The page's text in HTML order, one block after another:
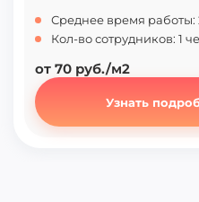
Среднее время работы:
Кол-во сотрудников: 1
от 70 руб./м2
Узнать